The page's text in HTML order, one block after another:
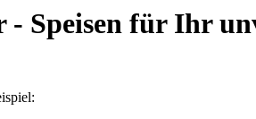
Speisen für Ihr